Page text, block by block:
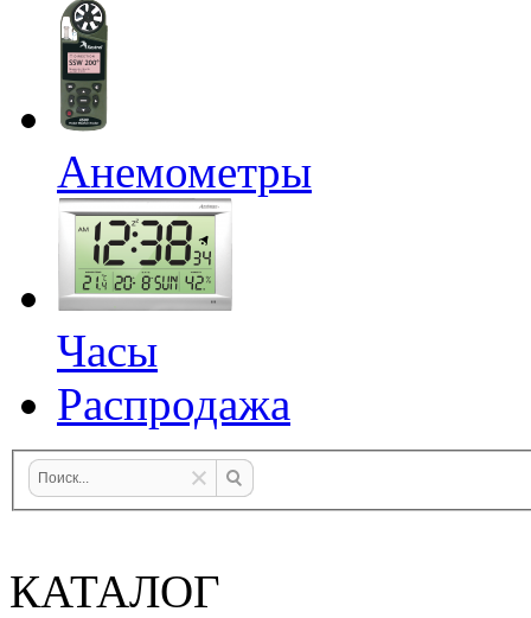
Анемометры
Часы
Распродажа
КАТАЛОГ